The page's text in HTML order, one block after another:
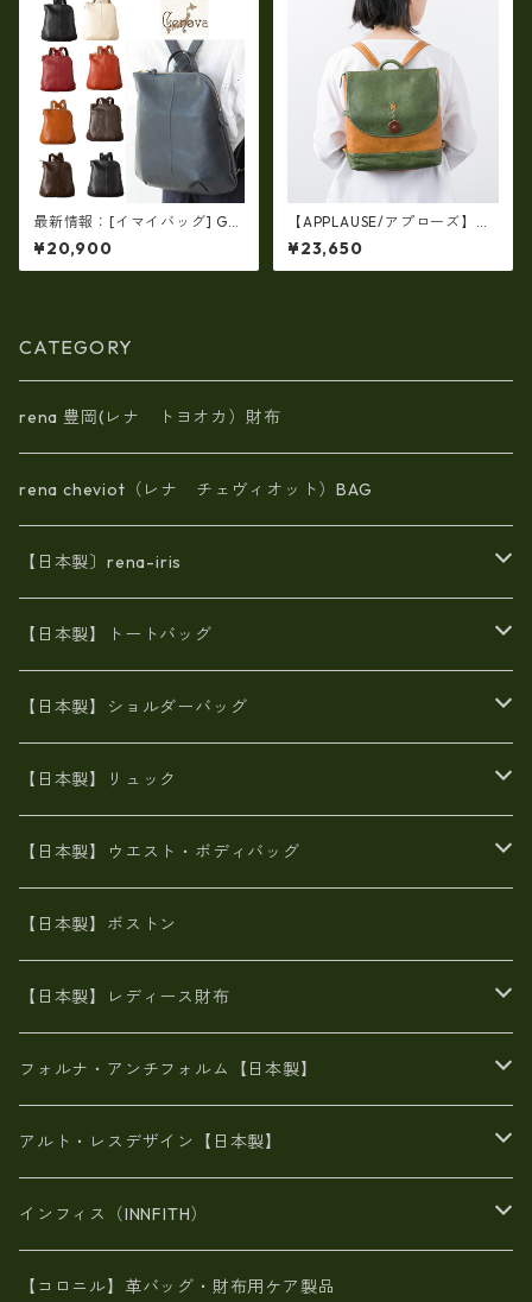
最新情報：[イマイバッグ] GE
NOVA 日本製 牛革リュック レ
ザー リュック レディースリュ
ック im-2670
¥20,900
【APPLAUSE/アプローズ】レ
ザー コンビフラップ リュック
（日本製）ap-5012
¥23,650
CATEGORY
rena 豊岡(レナ トヨオカ）財布
rena cheviot（レナ チェヴィオット）BAG
【日本製〕rena-iris
エナメル（パテント）レザー
牛革製品トート・ショルダー
牛革製品リュック
【日本製】トートバッグ
火山灰染めバッグ
8号帆布
豊岡製
ヌメ革バッグ
Ａ3サイズ
オイルレザー
エナメル
がま口
リネン
メタリック
スエード
【日本製】ショルダーバッグ
漂流ロープバッグ
6号蝋引き帆布
火山灰染めバッグ
8号帆布
財布ポシェット
牛革
メタリック
オイルレザー
６号蝋引き帆布
豊岡製品
エナメルクロコ
がま口
斜め掛け
【日本製】リュック
帆布
豊岡
豊岡製
牛革
日本製
【日本製】ウエスト・ボディバッグ
帆布
【日本製】ボストン
【日本製】レディース財布
二つ折り財布
がま口財布
スペインレザー
長財布
スペインレザー
佐賀牛革
L字ファスナー財布
スペインレザー
ポーチ
フォルナ・アンチフォルム【日本製】
BAG
財布・小物
アルト・レスデザイン【日本製】
BAG
財布・小物
インフィス（INNFITH）
BAG
【コロニル】革バッグ・財布用ケア製品